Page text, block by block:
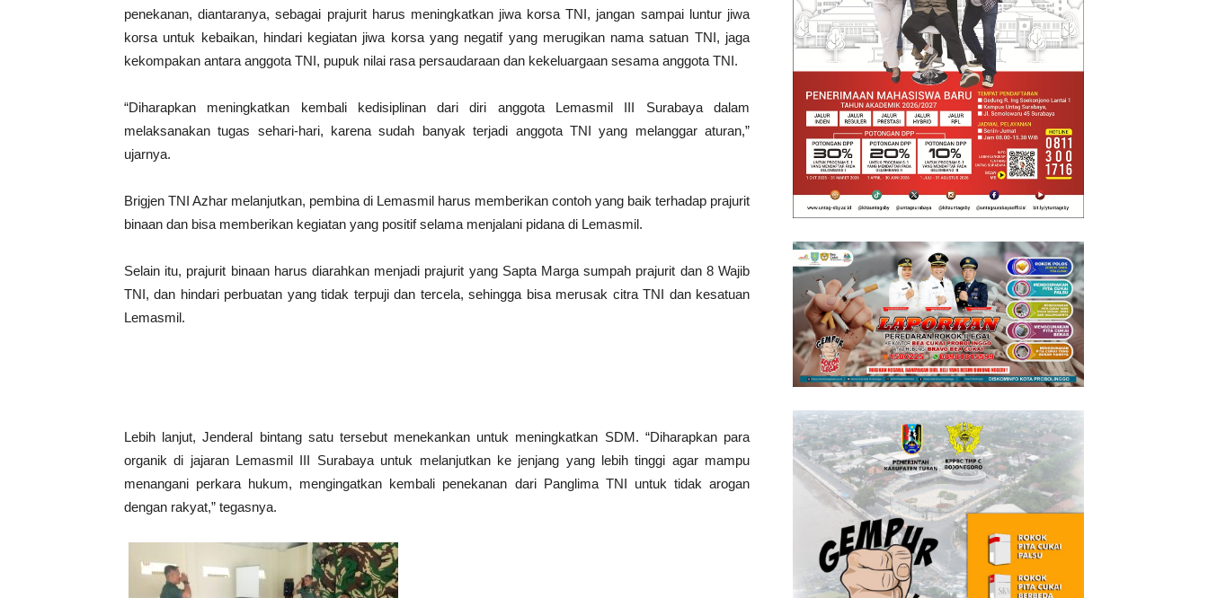
penekanan, diantaranya, sebagai prajurit harus meningkatkan jiwa korsa TNI, jangan sampai luntur jiwa
korsa untuk kebaikan, hindari kegiatan jiwa korsa yang negatif yang merugikan nama satuan TNI, jaga
kekompakan antara anggota TNI, pupuk nilai rasa persaudaraan dan kekeluargaan sesama anggota TNI.
“Diharapkan meningkatkan kembali kedisiplinan dari diri anggota Lemasmil III Surabaya dalam
melaksanakan tugas sehari-hari, karena sudah banyak terjadi anggota TNI yang melanggar aturan,”
ujarnya.
Brigjen TNI Azhar melanjutkan, pembina di Lemasmil harus memberikan contoh yang baik terhadap prajurit
binaan dan bisa memberikan kegiatan yang positif selama menjalani pidana di Lemasmil.
Selain itu, prajurit binaan harus diarahkan menjadi prajurit yang Sapta Marga sumpah prajurit dan 8 Wajib
TNI, dan hindari perbuatan yang tidak terpuji dan tercela, sehingga bisa merusak citra TNI dan kesatuan
Lemasmil.
Lebih lanjut, Jenderal bintang satu tersebut menekankan untuk meningkatkan SDM. “Diharapkan para
organik di jajaran Lemasmil III Surabaya untuk melanjutkan ke jenjang yang lebih tinggi agar mampu
menangani perkara hukum, mengingatkan kembali penekanan dari Panglima TNI untuk tidak arogan
dengan rakyat,” tegasnya.